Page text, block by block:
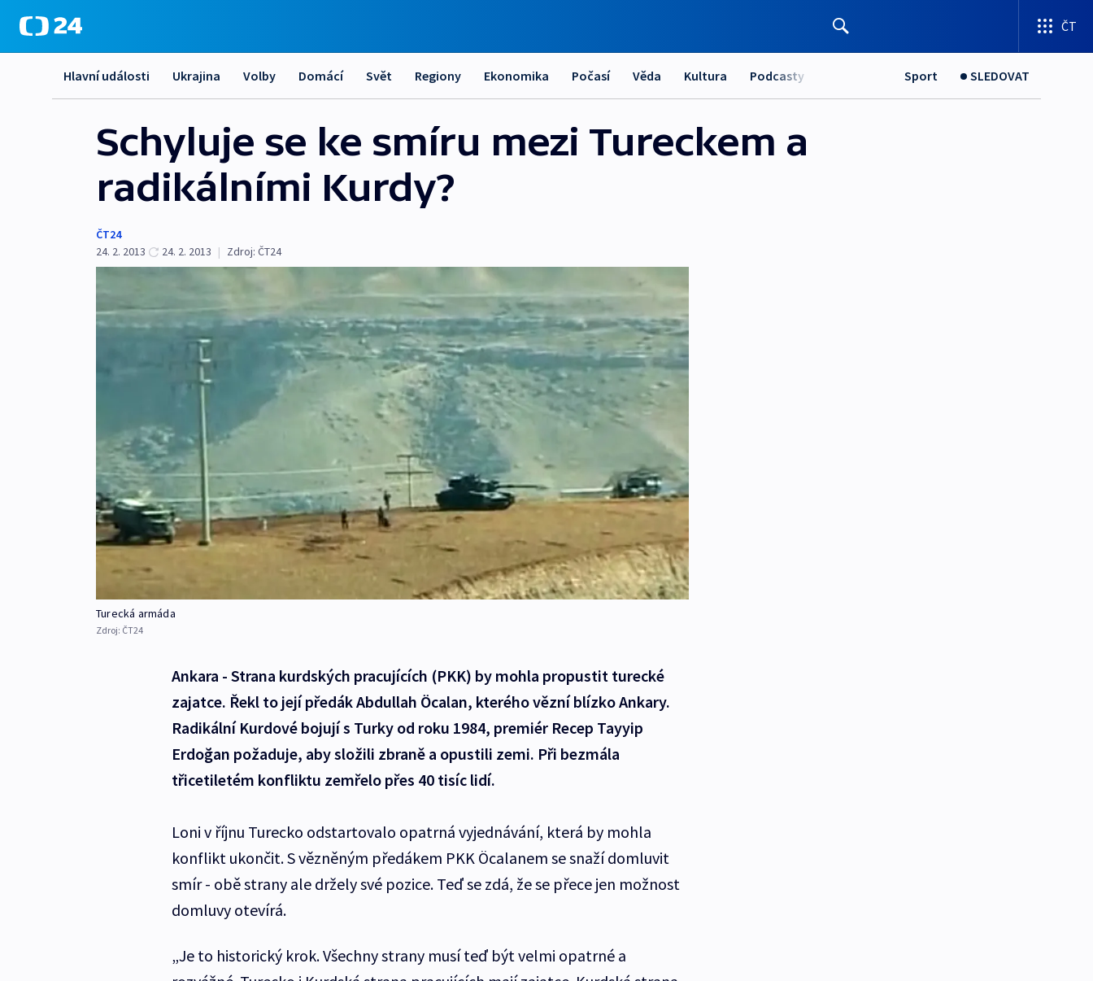
ČT
Hlavní události Ukrajina Volby Domácí Svět Regiony Ekonomika Počasí Věda Kultura Podcasty Sport SLEDOVAT
Schyluje se ke smíru mezi Tureckem a
radikálními Kurdy?
ČT24
24. 2. 2013
24. 2. 2013 | Zdroj: ČT24
Turecká armáda
Zdroj: ČT24
Ankara - Strana kurdských pracujících (PKK) by mohla propustit turecké
zajatce. Řekl to její předák Abdullah Öcalan, kterého vězní blízko Ankary.
Radikální Kurdové bojují s Turky od roku 1984, premiér Recep Tayyip
Erdoğan požaduje, aby složili zbraně a opustili zemi. Při bezmála
třicetiletém konfliktu zemřelo přes 40 tisíc lidí.
Loni v říjnu Turecko odstartovalo opatrná vyjednávání, která by mohla
konflikt ukončit. S vězněným předákem PKK Öcalanem se snaží domluvit
smír - obě strany ale držely své pozice. Teď se zdá, že se přece jen možnost
domluvy otevírá.
„Je to historický krok. Všechny strany musí teď být velmi opatrné a